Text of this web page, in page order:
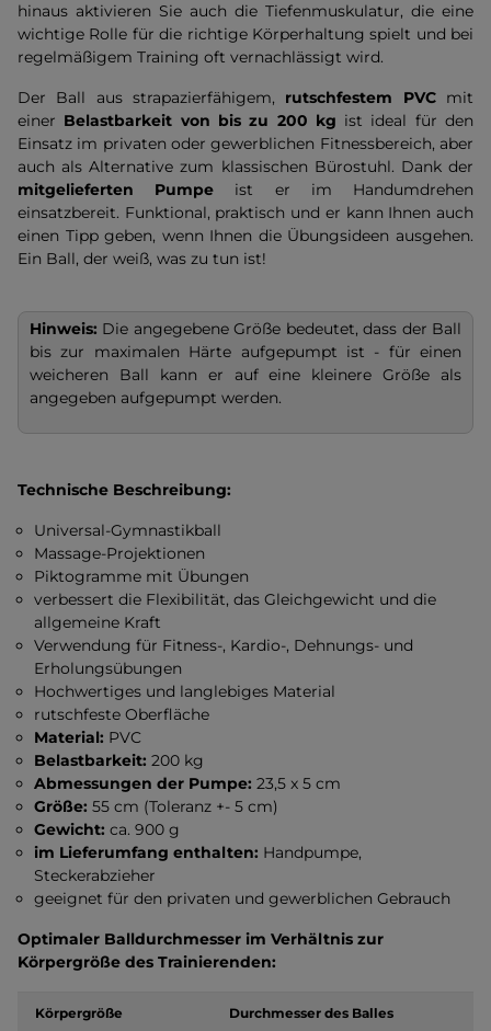
hinaus aktivieren Sie auch die Tiefenmuskulatur, die eine
wichtige Rolle für die richtige Körperhaltung spielt und bei
regelmäßigem Training oft vernachlässigt wird.
Der Ball aus strapazierfähigem, rutschfestem PVCmit
einer Belastbarkeit von bis zu 200 kg ist ideal für den
Einsatz im privaten oder gewerblichen Fitnessbereich, aber
auch als Alternative zum klassischen Bürostuhl. Dank der
mitgelieferten Pumpe ist er im Handumdrehen
einsatzbereit. Funktional, praktisch und er kann Ihnen auch
einen Tipp geben, wenn Ihnen die Übungsideen ausgehen.
Ein Ball, der weiß, was zu tun ist!
Hinweis: Die angegebene Größe bedeutet, dass der Ball
bis zur maximalen Härte aufgepumpt ist - für einen
weicheren Ball kann er auf eine kleinere Größe als
angegeben aufgepumpt werden.
Technische Beschreibung:
Universal-Gymnastikball
Massage-Projektionen
Piktogramme mit Übungen
verbessert die Flexibilität, das Gleichgewicht und die
allgemeine Kraft
Verwendung für Fitness-, Kardio-, Dehnungs- und
Erholungsübungen
Hochwertiges und langlebiges Material
rutschfeste Oberfläche
Material: PVC
Belastbarkeit:200 kg
Abmessungen der Pumpe: 23,5 x 5 cm
Größe: 55 cm (Toleranz +- 5 cm)
Gewicht: ca. 900 g
im Lieferumfang enthalten: Handpumpe,
Steckerabzieher
geeignet für den privaten und gewerblichen Gebrauch
Optimaler Balldurchmesser im Verhältnis zur
Körpergröße des Trainierenden:
Körpergröße Durchmesser des Balles